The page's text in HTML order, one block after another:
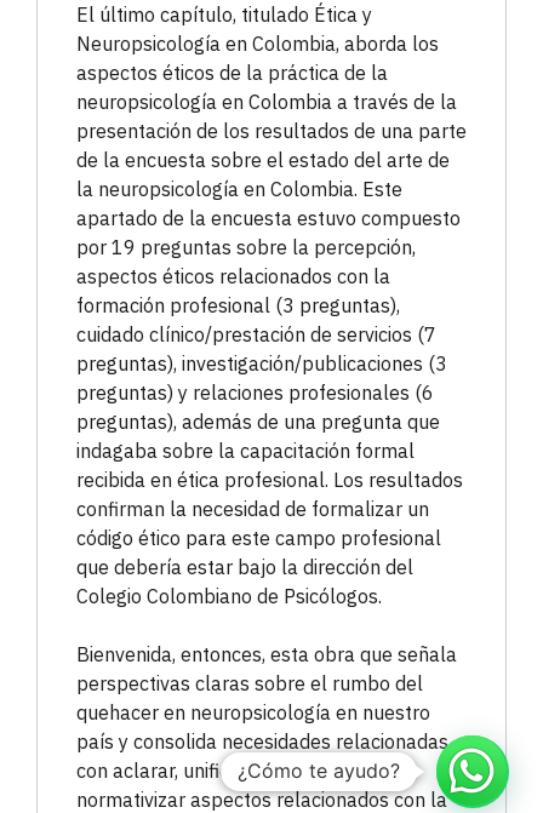
El último capítulo, titulado Ética y
Neuropsicología en Colombia, aborda los
aspectos éticos de la práctica de la
neuropsicología en Colombia a través de la
presentación de los resultados de una parte
de la encuesta sobre el estado del arte de
la neuropsicología en Colombia. Este
apartado de la encuesta estuvo compuesto
por 19 preguntas sobre la percepción,
aspectos éticos relacionados con la
formación profesional (3 preguntas),
cuidado clínico/prestación de servicios (7
preguntas), investigación/publicaciones (3
preguntas) y relaciones profesionales (6
preguntas), además de una pregunta que
indagaba sobre la capacitación formal
recibida en ética profesional. Los resultados
confirman la necesidad de formalizar un
código ético para este campo profesional
que debería estar bajo la dirección del
Colegio Colombiano de Psicólogos.
Bienvenida, entonces, esta obra que señala
perspectivas claras sobre el rumbo del
quehacer en neuropsicología en nuestro
país y consolida necesidades relacionadas
con aclarar, unificar, formalizar y
normativizar aspectos relacionados con la
¿Cómo te ayudo?